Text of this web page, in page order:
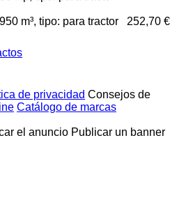
m³, tipo: para tractor
252,70 €
de privacidad Consejos de
Catálogo de marcas
el anuncio Publicar un banner